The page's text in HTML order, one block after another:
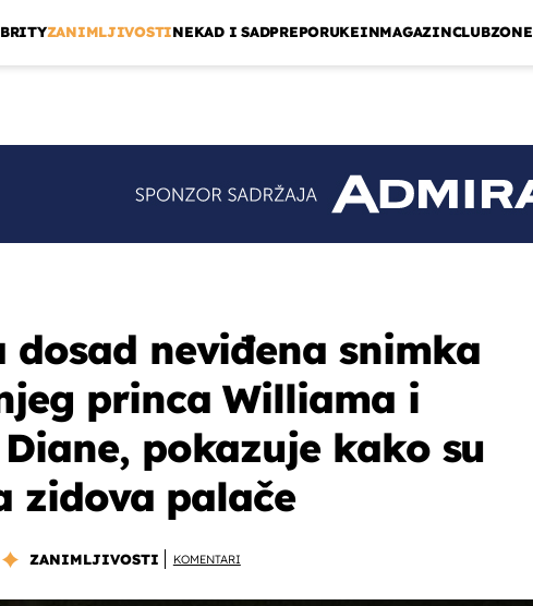
ZANIMLJIVOSTINEKAD I SADPREPORUKEINMAGAZINCLUBZONE
dosad neviđena snimka
princa Williama i
pokazuje kako su
zidova palače
ZANIMLJIVOSTI KOMENTARI